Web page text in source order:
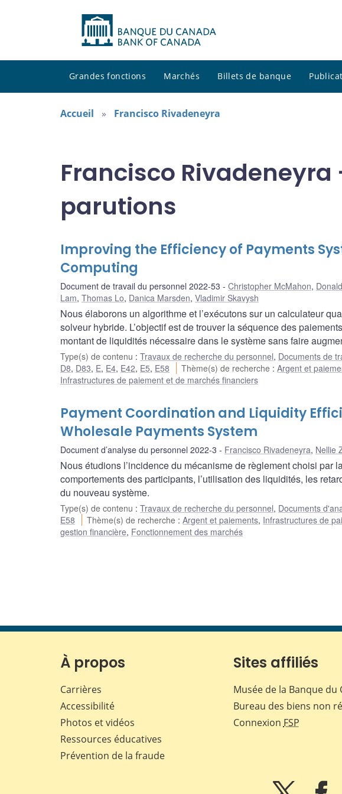
Grandes fonctions Marchés Billets de banque
Accueil Francisco Rivadeneyra
Francisco Rivadeneyra
parutions
Improving the Efficiency of Payments
Computing
Document de travail du personnel 2022-53 Christopher McMahon,
Lam, Thomas Lo, Danica Marsden, Vladimir Skavysh
Nous élaborons un algorithme et l’exécutons sur un calculateur
solveur hybride. L’objectif est de trouver la séquence des
montant de liquidités nécessaire dans le système sans faire
Type(s) de contenu : Travaux de recherche du personnel, Documents de
D8, D83, E, E4, E42, E5, E58 Thème(s) de recherche :Argent et
Infrastructures de paiement et de marchés financiers
Payment Coordination and Liquidity
Wholesale Payments System
Document d’analyse du personnel 2022-3 Francisco Rivadeneyra, Nellie
Nous étudions l’incidence du mécanisme de règlement choisi par
comportements des participants, l’utilisation des liquidités, les
du nouveau système.
Type(s) de contenu : Travaux de recherche du personnel, Documents
E58
Thème(s) de recherche :Argent et paiements, Infrastructures de
gestion financière, Fonctionnement des marchés
À propos
Carrières
Accessibilité
Photos et vidéos
Ressources éducatives
Prévention de la fraude
Sites affiliés
Musée de la Banque du
Bureau des biens non
Connexion FSP